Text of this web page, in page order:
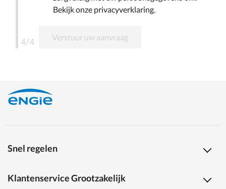
4/4
Bekijk onze privacyverklaring.
Verstuur uw aanvraag
Snel regelen
Klantenservice Grootzakelijk